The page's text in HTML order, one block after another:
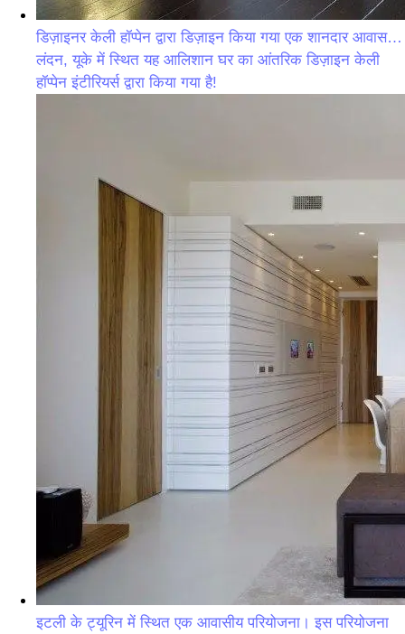
डिज़ाइनर केली हॉप्पेन द्वारा डिज़ाइन किया गया एक शानदार आवास…
लंदन, यूके में स्थित यह आलिशान घर का आंतरिक डिज़ाइन केली
हॉप्पेन इंटीरियर्स द्वारा किया गया है!
इटली के ट्यूरिन में स्थित एक आवासीय परियोजना। इस परियोजना